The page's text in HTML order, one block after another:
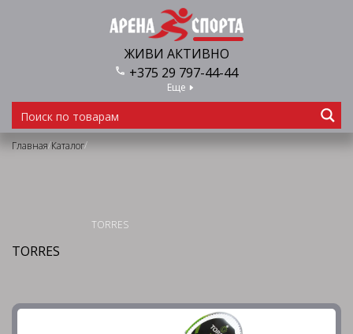
ЖИВИ АКТИВНО
+375 29 797-44-44
Еще
Главная/Каталог/
TORRES
TORRES